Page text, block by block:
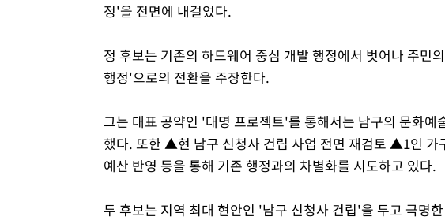
정'을 전면에 내걸었다.
정 후보는 기존의 하드웨어 중심 개발 행정에서 벗어나 주민
행정'으로의 전환을 주장한다.
그는 대표 공약인 '대명 프로젝트'를 통해서는 남구의 문화예
했다. 또한 ▲현 남구 신청사 건립 사업 전면 재검토 ▲1인
예산 반영 등을 통해 기존 행정과의 차별화를 시도하고 있다.
두 후보는 지역 최대 현안인 '남구 신청사 건립'을 두고 극명